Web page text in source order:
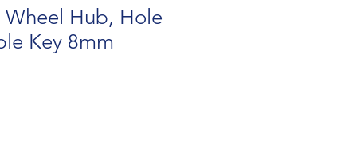
Hub, Hole
Key 8mm